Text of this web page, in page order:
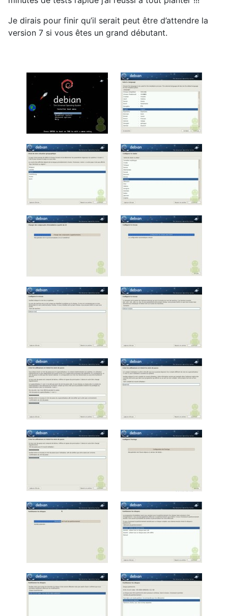
Je dirais pour finir qu’il serait peut être d’attendre la
version 7 si vous êtes un grand débutant.